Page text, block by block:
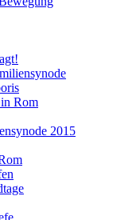
Rom
2015